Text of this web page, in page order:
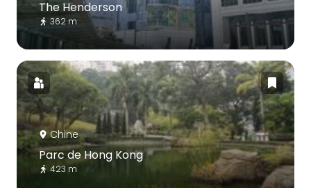
The Henderson
362 m
Chine
Parc de Hong Kong
423 m